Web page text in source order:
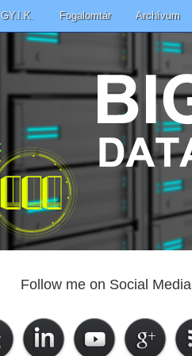
GY.I.K. Fogalomtár Archívum
Follow me on Social Media